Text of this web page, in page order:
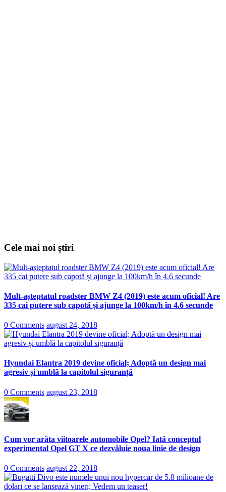
Cele mai noi știri
Mult-așteptatul roadster BMW Z4 (2019) este acum oficial! Are
335 cai putere sub capotă și ajunge la 100km/h în 4.6 secunde
0 Comments august 24, 2018
Hyundai Elantra 2019 devine oficial; Adoptă un design mai
agresiv și umblă la capitolul siguranță
0 Comments august 23, 2018
Cum vor arăta viitoarele automobile Opel? Iată conceptul
experimental Opel GT X ce dezvăluie noua linie de design
0 Comments august 22, 2018